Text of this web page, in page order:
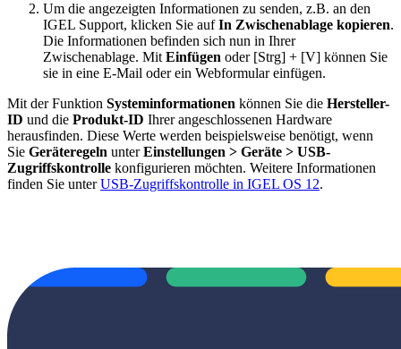
Um die angezeigten Informationen zu senden, z.B. an den
IGEL Support, klicken Sie aufIn Zwischenablage kopieren.
Die Informationen befinden sich nun in Ihrer
Zwischenablage. Mit Einfügen oder [Strg] + [V] können Sie
sie in eine E-Mail oder ein Webformular einfügen.
Mit der Funktion Systeminformationen können Sie die Hersteller-
ID und die Produkt-ID Ihrer angeschlossenen Hardware
herausfinden. Diese Werte werden beispielsweise benötigt, wenn
Sie Geräteregeln unterEinstellungen > Geräte > USB-
Zugriffskontrolle konfigurieren möchten. Weitere Informationen
finden Sie unterUSB-Zugriffskontrolle in IGEL OS 12.